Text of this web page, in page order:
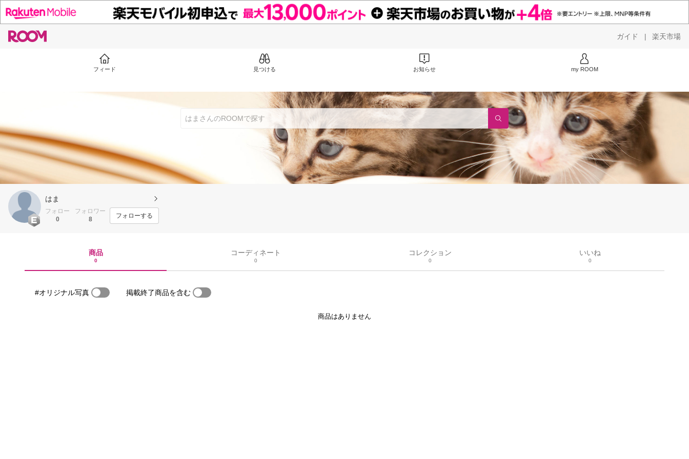
ガイド | 楽天市場
フィード 見つける お知らせ my ROOM
はま
フォロー
0
フォロワー
8
フォローする
商品
0
コーディネート
0
コレクション
0
いいね
0
#オリジナル写真 掲載終了商品を含む
商品はありません